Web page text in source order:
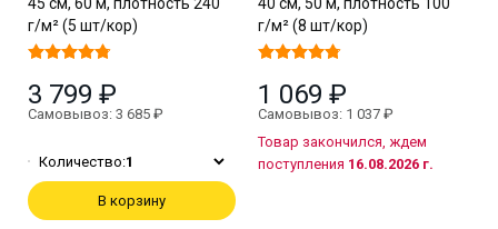
г/м² (5 шт/кор)
3 799 ₽
Самовывоз: 3 685 ₽
Количество:1
В корзину
г/м² (8 шт/кор)
1 069 ₽
Самовывоз: 1 037 ₽
Товар закончился, ждем
поступления 16.08.2026 г.